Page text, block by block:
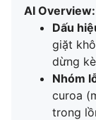
AI Overview:
Dấu
giặt
dừng
Nhóm
curoa
trong